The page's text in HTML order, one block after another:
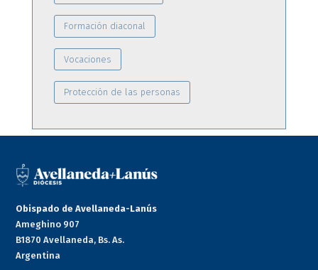
Formación diaconal
Vocaciones
Protección de las personas
Obispado de Avellaneda-Lanús
Ameghino 907
B1870 Avellaneda, Bs. As.
Argentina